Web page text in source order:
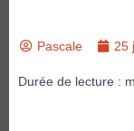
Pascale 25
Durée de lecture :